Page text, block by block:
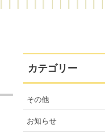
カテゴリー
その他
お知らせ